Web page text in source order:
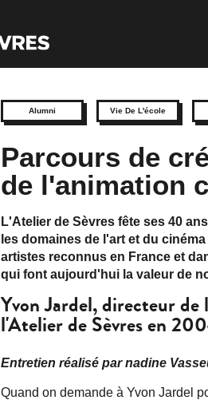
Alumni Vie De L'école
Parcours de
de l'animation
L'Atelier de Sèvres fête ses 40
les domaines de l'art et du
artistes reconnus en France et
qui font aujourd'hui la valeur de
Yvon Jardel, directeur de
l'Atelier de Sèvres en
Entretien réalisé par nadine
Quand on demande à Yvon Jardel